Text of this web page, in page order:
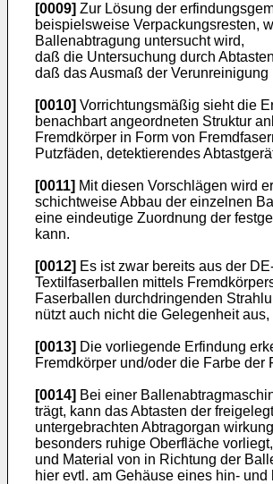
[0009] Zur Lösung der
beispielsweise Verpackungsresten,
Ballenabtragung untersucht wird,
daß die Untersuchung durch
daß das Ausmaß der
[0010] Vorrichtungsmäßig sieht die
benachbart angeordneten Struktur
Fremdkörper in Form von
Putzfäden, detektierendes
[0011] Mit diesen Vorschlägen wird
schichtweise Abbau der einzelnen
eine eindeutige Zuordnung der
kann.
[0012] Es ist zwar bereits aus der
Textilfaserballen mittels
Faserballen durchdringenden
nützt auch nicht die Gelegenheit
[0013] Die vorliegende Erfindung
Fremdkörper und/oder die Farbe
[0014] Bei einer
trägt, kann das Abtasten der
untergebrachten Abtragorgan
besonders ruhige Oberfläche
und Material von in Richtung der
hier evtl. am Gehäuse eines hin-